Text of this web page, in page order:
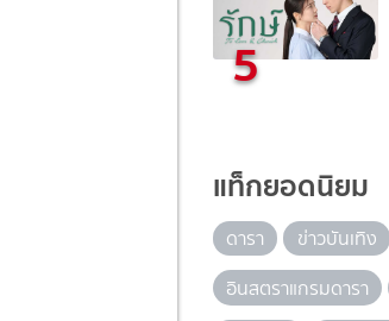
5
แท็กยอดนิยม
ดารา ข่าวบันเทิง
อินสตราแกรมดารา